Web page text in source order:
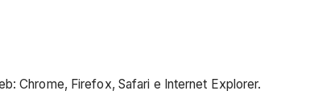
Chrome, Firefox, Safari e Internet Explorer.